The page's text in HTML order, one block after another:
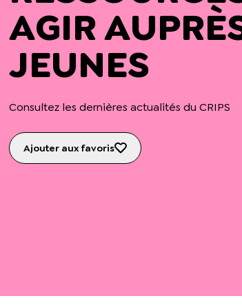
AGIR
JEUNES
Consultez les dernières actualités du CRIPS
Ajouter aux favoris